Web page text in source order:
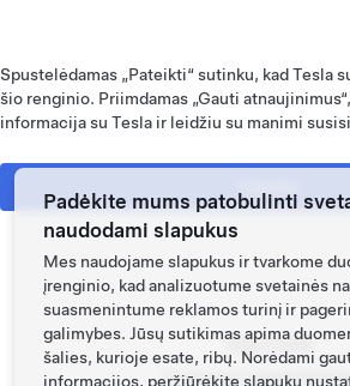
Spustelėdamas „Pateikti“ sutinku, kad Tesla
šio renginio. Priimdamas „Gauti
informacija su Tesla ir leidžiu su manimi
Tesla © 2026
Privatumo ir teisinė
Padėkite mums patobulinti
naudodami slapukus
Mes naudojame slapukus ir tvarkome
įrenginio, kad analizuotume svetainės
suasmenintume reklamos turinį ir
galimybes. Jūsų sutikimas apima
šalies, kurioje esate, ribų. Norėdami
informacijos, peržiūrėkite slapukų